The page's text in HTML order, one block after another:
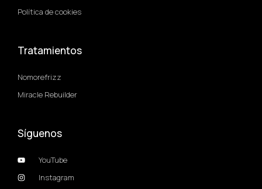
Política de cookies
Tratamientos
Nomorefrizz
Miracle Rebuilder
Síguenos
YouTube
Instagram